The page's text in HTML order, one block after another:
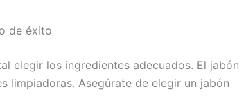
de éxito
elegir los ingredientes adecuados. El jabón
limpiadoras. Asegúrate de elegir un jabón